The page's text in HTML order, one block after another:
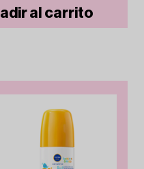
al carrito